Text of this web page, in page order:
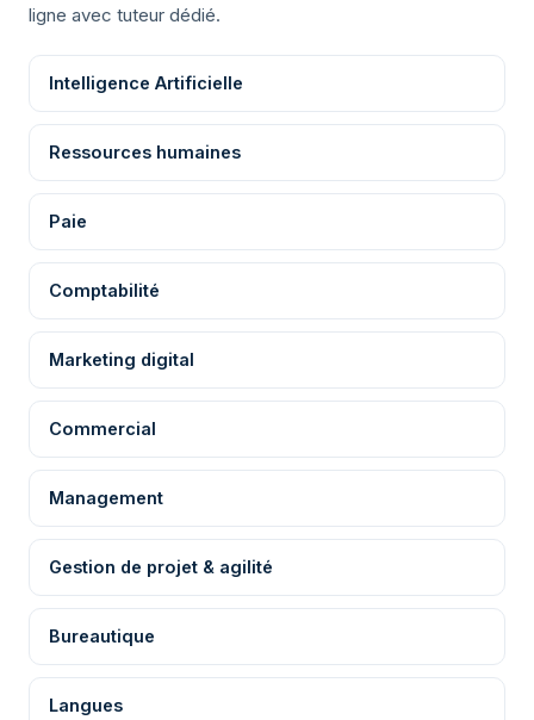
ligne avec tuteur dédié.
Intelligence Artificielle
Ressources humaines
Paie
Comptabilité
Marketing digital
Commercial
Management
Gestion de projet & agilité
Bureautique
Langues